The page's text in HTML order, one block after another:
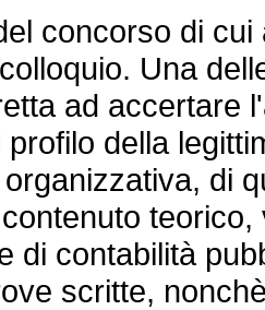
concorso di cui
Una
ad accertare
della
di
di contabilità
scritte,